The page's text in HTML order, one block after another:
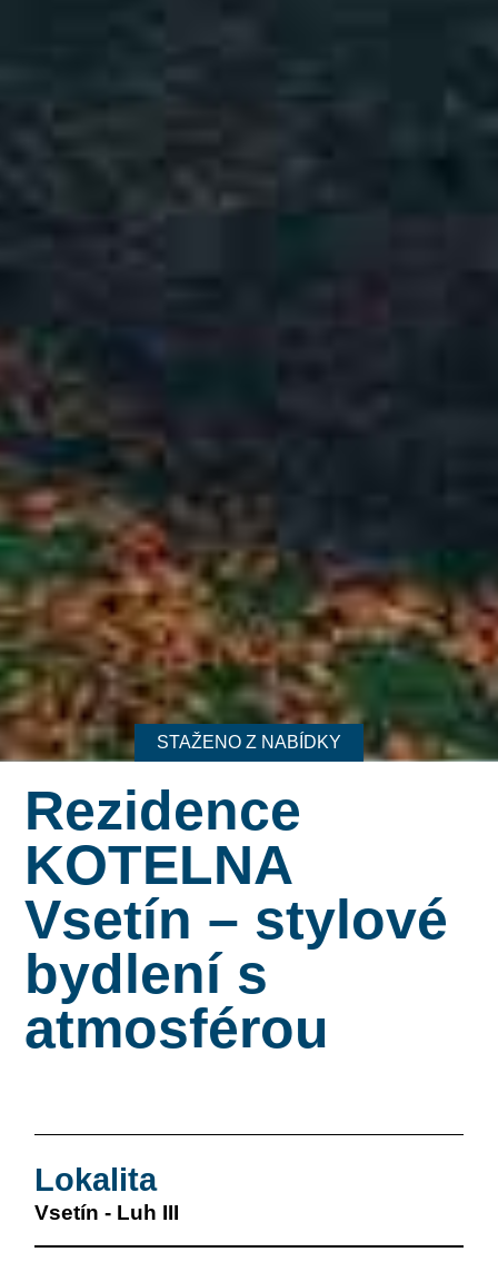
STAŽENO Z NABÍDKY
Rezidence
KOTELNA
Vsetín – stylové
bydlení s
atmosférou
Lokalita
Vsetín - Luh III